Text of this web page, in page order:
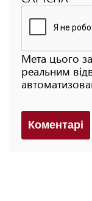
Мета цього
реальним
Коментарi